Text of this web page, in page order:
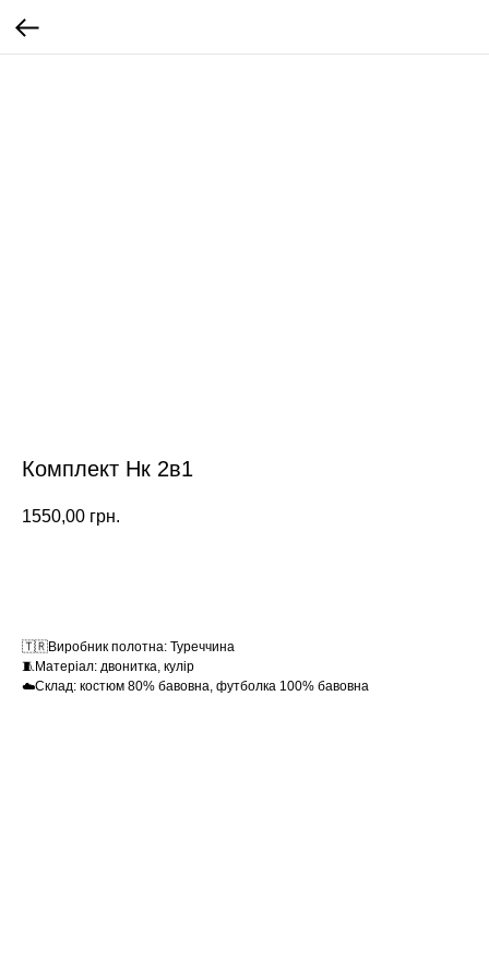
Комплект Нк 2в1
1550,00 грн.
🇹🇷Виробник полотна: Туреччина
🧵Матеріал: двонитка, кулір
☁️Склад: костюм 80% бавовна, футболка 100% бавовна